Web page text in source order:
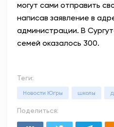
могут сами отправить
написав заявление в
администрации. В
семей оказалось 300.
Теги:
Новости Югры школы
Поделиться: